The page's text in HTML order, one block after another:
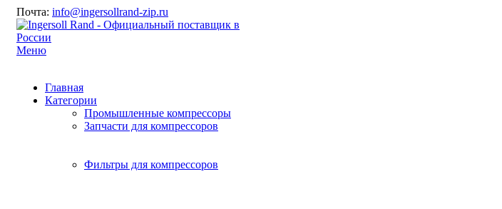
Почта: info@ingersollrand-zip.ru
Меню
Главная
Категории
Промышленные компрессоры
Запчасти для компрессоров
Фильтры для компрессоров